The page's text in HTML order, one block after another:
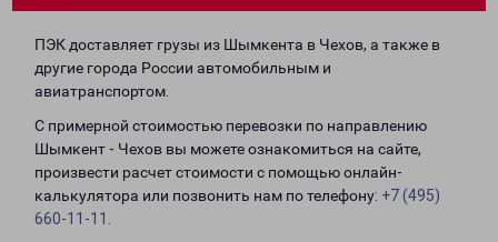
ПЭК доставляет грузы из Шымкента в Чехов, а также в
другие города России автомобильным и
авиатранспортом.
С примерной стоимостью перевозки по направлению
Шымкент - Чехов вы можете ознакомиться на сайте,
произвести расчет стоимости с помощью онлайн-
калькулятора или позвонить нам по телефону: +7 (495)
660-11-11